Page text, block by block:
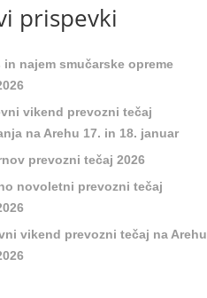
prispevki
in najem smučarske opreme
vikend prevozni tečaj
na Arehu 17. in 18. januar
prevozni tečaj 2026
novoletni prevozni tečaj
vikend prevozni tečaj na Arehu